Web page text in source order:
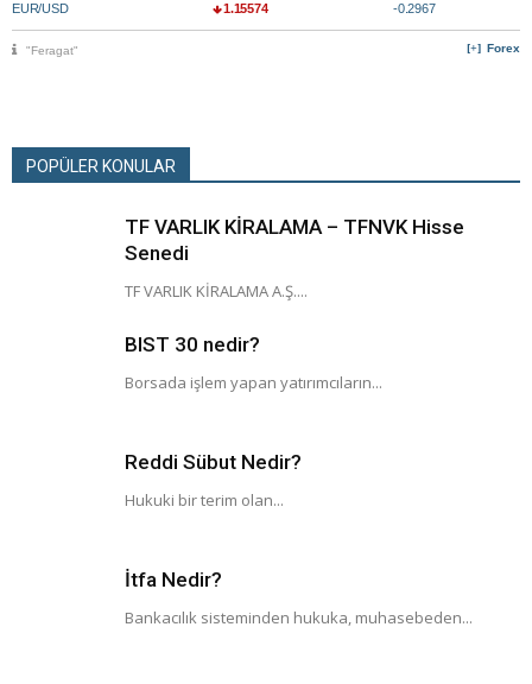
EUR/USD 1.15574 -0.2967
Forex
"Feragat"
POPÜLER KONULAR
TF VARLIK KİRALAMA – TFNVK Hisse
Senedi
TF VARLIK KİRALAMA A.Ş....
BIST 30 nedir?
Borsada işlem yapan yatırımcıların...
Reddi Sübut Nedir?
Hukuki bir terim olan...
İtfa Nedir?
Bankacılık sisteminden hukuka, muhasebeden...